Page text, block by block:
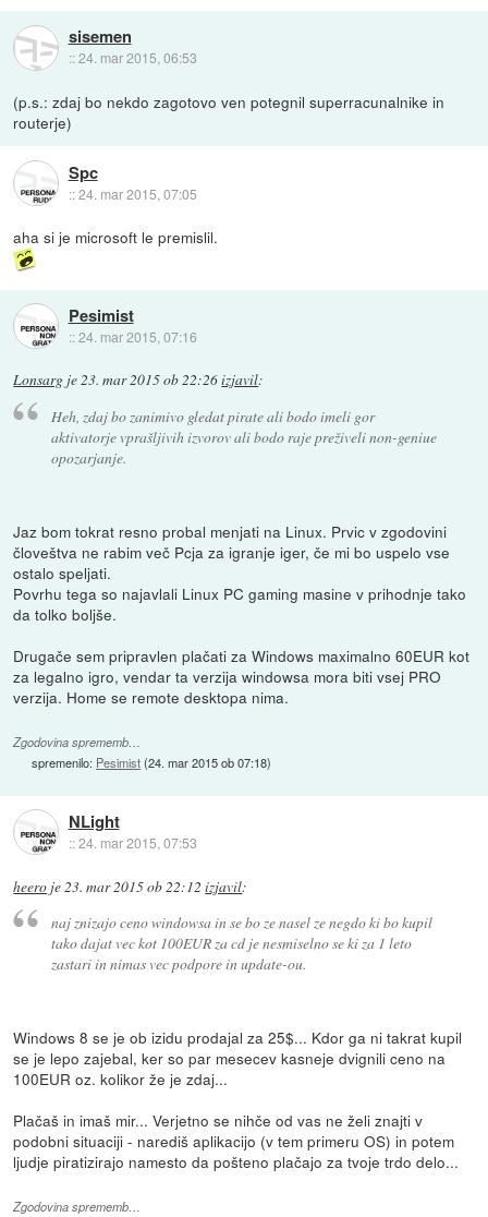
sisemen
::24. mar 2015, 06:53
(p.s.: zdaj bo nekdo zagotovo ven potegnil superracunalnike in
routerje)
Spc
::24. mar 2015, 07:05
aha si je microsoft le premislil.
Pesimist
::24. mar 2015, 07:16
Lonsarg je23. mar 2015 ob 22:26izjavil:
Heh, zdaj bo zanimivo gledat pirate ali bodo imeli gor
aktivatorje vprašljivih izvorov ali bodo raje preživeli non-geniue
opozarjanje.
Jaz bom tokrat resno probal menjati na Linux. Prvic v zgodovini
človeštva ne rabim več Pcja za igranje iger, če mi bo uspelo vse
ostalo speljati.
Povrhu tega so najavlali Linux PC gaming masine v prihodnje tako
da tolko boljše.
Drugače sem pripravlen plačati za Windows maximalno 60EUR kot
za legalno igro, vendar ta verzija windowsa mora biti vsej PRO
verzija. Home se remote desktopa nima.
Zgodovina sprememb…
spremenilo: Pesimist(24. mar 2015 ob 07:18)
NLight
::24. mar 2015, 07:53
heero je23. mar 2015 ob 22:12 izjavil:
naj znizajo ceno windowsa in se bo ze nasel ze negdo ki bo kupil
tako dajat vec kot 100EUR za cd je nesmiselno se ki za 1 leto
zastari in nimas vec podpore in update-ou.
Windows 8 se je ob izidu prodajal za 25$... Kdor ga ni takrat kupil
se je lepo zajebal, ker so par mesecev kasneje dvignili ceno na
100EUR oz. kolikor že je zdaj...
Plačaš in imaš mir... Verjetno se nihče od vas ne želi znajti v
podobni situaciji - narediš aplikacijo (v tem primeru OS) in potem
ljudje piratizirajo namesto da pošteno plačajo za tvoje trdo delo...
Zgodovina sprememb…